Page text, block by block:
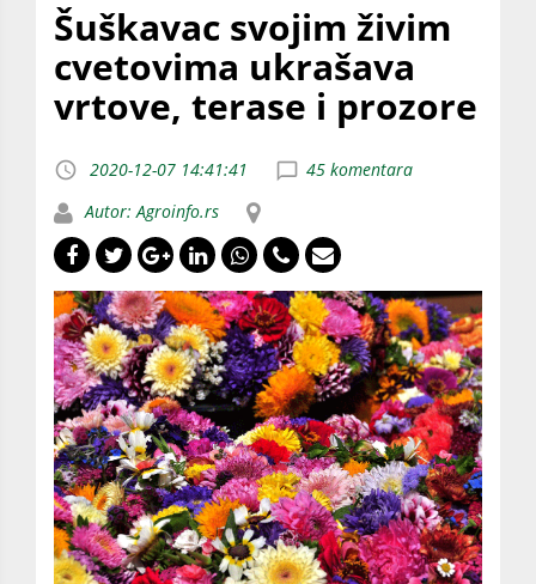
Šuškavac svojim živim
cvetovima ukrašava
vrtove, terase i prozore
2020-12-07 14:41:41
45 komentara
Autor: Agroinfo.rs